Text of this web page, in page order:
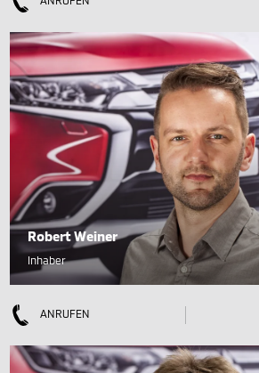
Robert Weiner
Inhaber
ANRUFEN